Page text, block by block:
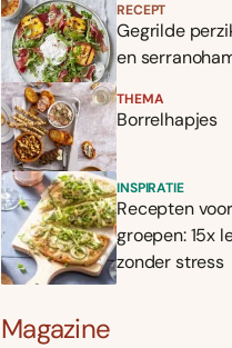
RECEPT
Gegrilde
en
THEMA
Borrelhapjes
INSPIRATIE
Recepten
groepen: 15x
zonder stress
Magazine